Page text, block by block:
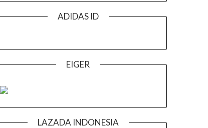
ADIDAS ID
EIGER
LAZADA INDONESIA